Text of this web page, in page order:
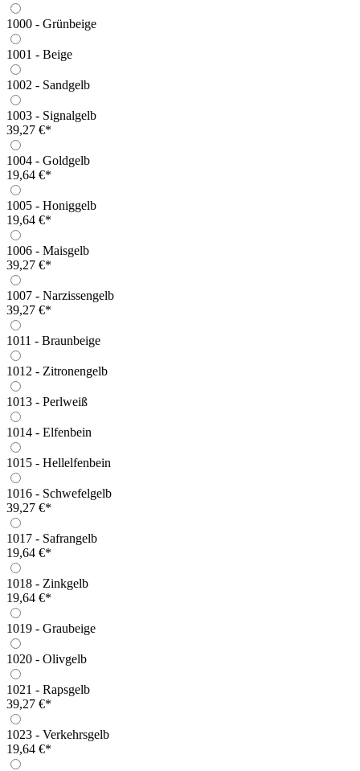
1000 - Grünbeige
1001 - Beige
1002 - Sandgelb
1003 - Signalgelb
39,27 €*
1004 - Goldgelb
19,64 €*
1005 - Honiggelb
19,64 €*
1006 - Maisgelb
39,27 €*
1007 - Narzissengelb
39,27 €*
1011 - Braunbeige
1012 - Zitronengelb
1013 - Perlweiß
1014 - Elfenbein
1015 - Hellelfenbein
1016 - Schwefelgelb
39,27 €*
1017 - Safrangelb
19,64 €*
1018 - Zinkgelb
19,64 €*
1019 - Graubeige
1020 - Olivgelb
1021 - Rapsgelb
39,27 €*
1023 - Verkehrsgelb
19,64 €*